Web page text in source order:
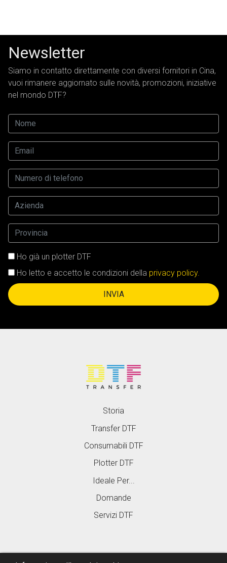
Newsletter
Siamo in contatto direttamente con diversi fornitori in Cina,
vuoi rimanere aggiornato sulle novità, promozioni, iniziative
nel mondo DTF?
Ho già un plotter DTF
Ho letto e accetto le condizioni della privacy policy.
INVIA
Storia
Transfer DTF
Consumabili DTF
Plotter DTF
Ideale Per...
Domande
Servizi DTF